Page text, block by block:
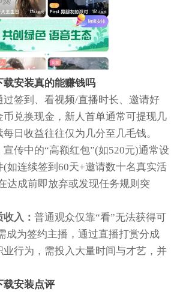
载安装真的能赚钱吗
过签到、看视频/直播时长、邀请好
兑换现金，新人首单通常可提现几
日收益往往仅为‌几分至几毛钱‌。
宣传中的“高额红包”(如520元)通常设
如连续签到60天+邀请数十名真实活
达成前即放弃或发现任务规则突
入‌： 普通观众仅靠“看”无法获得可
成为‌签约主播‌，通过直播打赏分成
行为，需投入大量时间与才艺，并
载安装点评